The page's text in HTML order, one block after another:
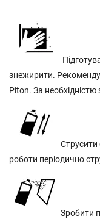
знежирити.
Piton. За необхідністю
Струсити
роботи періодично
Зробити